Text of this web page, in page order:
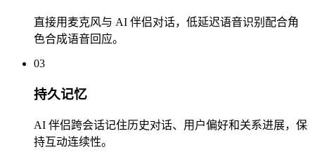
直接用麦克风与 AI 伴侣对话，低延迟语音识别配合角
色合成语音回应。
03
持久记忆
AI 伴侣跨会话记住历史对话、用户偏好和关系进展，保
持互动连续性。